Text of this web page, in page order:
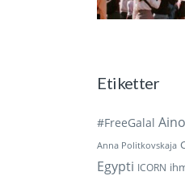
Etiketter
#FreeGalal
Anna Politkovskaja
Egypti ICORN